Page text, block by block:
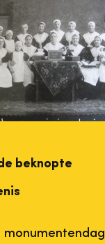
beknopte